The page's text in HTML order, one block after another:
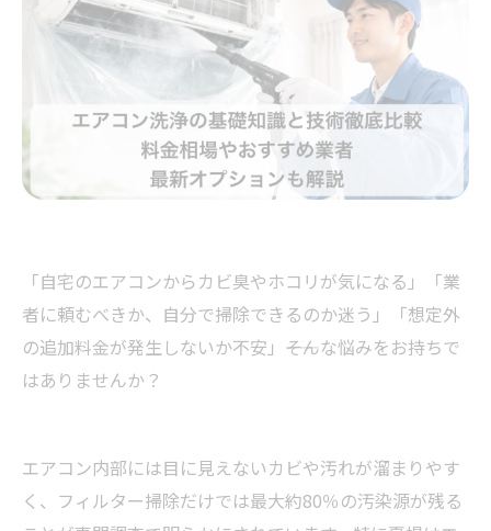
「自宅のエアコンからカビ臭やホコリが気になる」「業
者に頼むべきか、自分で掃除できるのか迷う」「想定外
の追加料金が発生しないか不安」――そんな悩みをお持ちで
はありませんか？
エアコン内部には目に見えないカビや汚れが溜まりやす
く、フィルター掃除だけでは最大約80％の汚染源が残る